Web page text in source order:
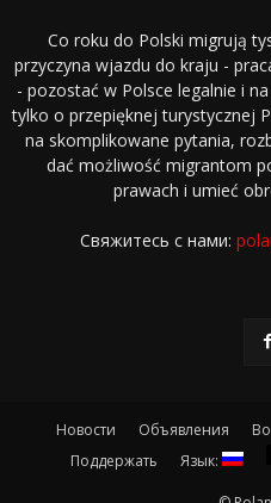
Co roku do Polski migrują
przyczyna wjazdu do kraju -
- pozostać w Polsce legalnie i
tylko o przepięknej turystycznej
na skomplikowane pytania,
dać możliwość migrantom
prawach i umieć
Свяжитесь с нами:
Новости Объявления
Поддержать
Язык: